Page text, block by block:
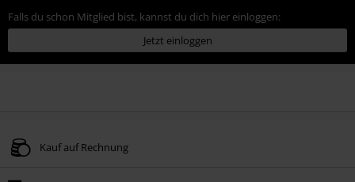
Falls du schon Mitglied bist, kannst du dich hier einloggen:
Jetzt einloggen
Kauf auf Rechnung